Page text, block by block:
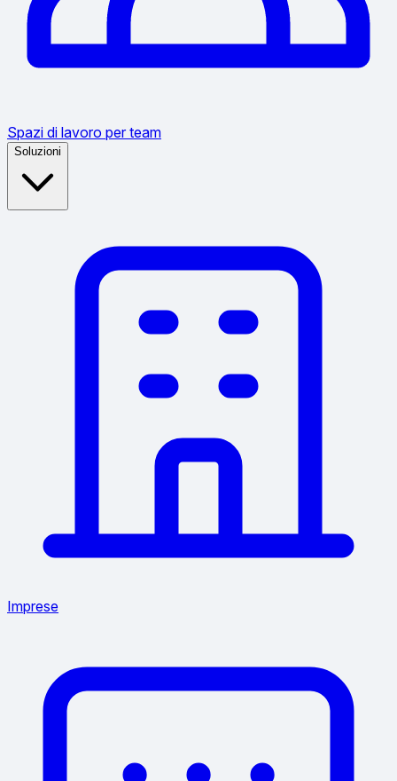
Spazi di lavoro per team
Soluzioni
Imprese